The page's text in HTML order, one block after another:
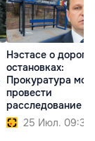
Нэстасе о
остановках:
Прокуратура
провести
расследование
25 Июл. 09:35